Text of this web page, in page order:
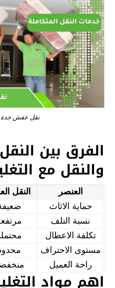
نقل عفش جدة
الفرق بين
والنقل مع
العنصر النقل
حماية الاثاث
نسبة التلف
تكلفة الاعطال
مستوى الاحتراف
راحة العميل
اهم مواد